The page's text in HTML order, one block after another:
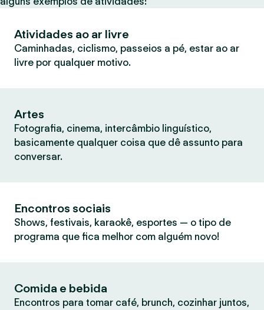
Atividades ao ar livre
Caminhadas, ciclismo, passeios a pé, estar ao ar
livre por qualquer motivo.
Artes
Fotografia, cinema, intercâmbio linguístico,
basicamente qualquer coisa que dê assunto para
conversar.
Encontros sociais
Shows, festivais, karaokê, esportes — o tipo de
programa que fica melhor com alguém novo!
Comida e bebida
Encontros para tomar café, brunch, cozinhar juntos,